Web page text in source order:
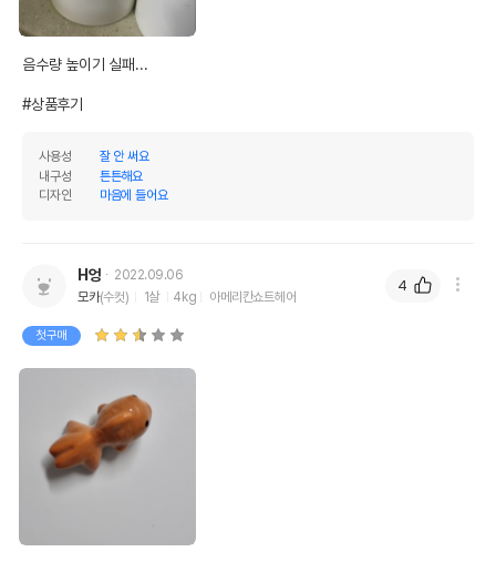
음수량 높이기 실패...
#상품후기
사용성
잘 안 써요
내구성
튼튼해요
디자인
마음에 들어요
H엉
2022.09.06
모카(수컷) 1살 4kg 아메리칸쇼트헤어
첫구매
4